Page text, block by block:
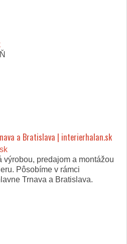
a Bratislava | interierhalan.sk
výrobou, predajom a montážou
Pôsobíme v rámci
Trnava a Bratislava.